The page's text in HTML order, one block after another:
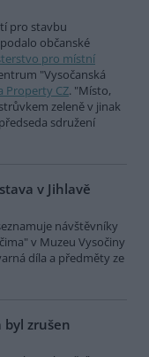
pro stavbu
občanské
pro místní
"Vysočanská
Property CZ. "Místo,
zeleně v jinak
sdružení
v Jihlavě
návštěvníky
v Muzeu Vysočiny
díla a předměty ze
byl zrušen